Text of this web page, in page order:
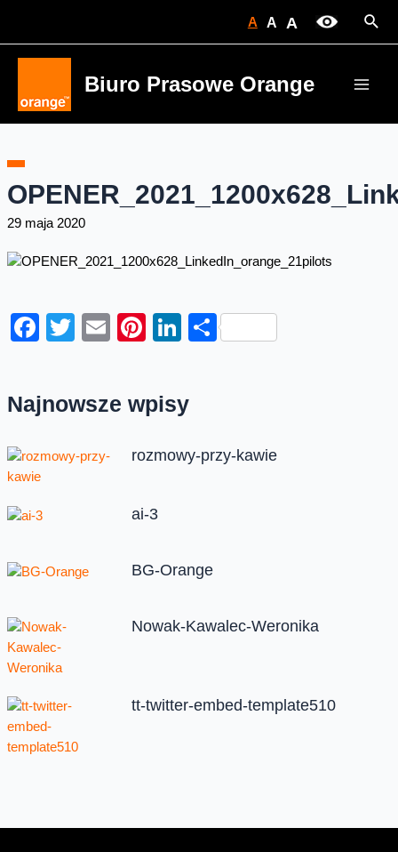
A A A
Biuro Prasowe Orange
29 maja 2020
Facebook
Twitter
EmailPinterest
LinkedIn
Share
Najnowsze wpisy
rozmowy-przy-kawie
ai-3
BG-Orange
Nowak-Kawalec-Weronika
tt-twitter-embed-template510